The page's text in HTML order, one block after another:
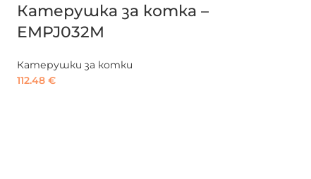
Катерушка за котка –
EMPJ032M
Катерушки за котки
112.48 €